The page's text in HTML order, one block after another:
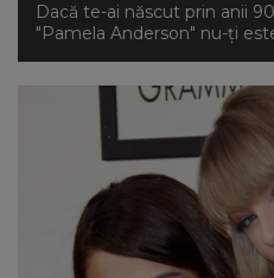
Dacă te-ai născut prin anii
"Pamela Anderson" nu-ți